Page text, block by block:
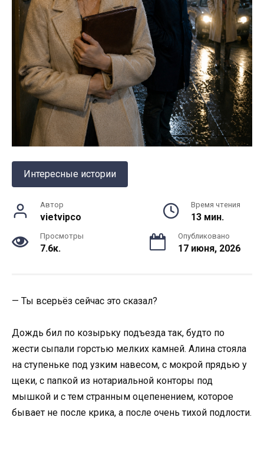
Интересные истории
Автор
vietvipco
Время чтения
13 мин.
Просмотры
7.6к.
Опубликовано
17 июня, 2026
— Ты всерьёз сейчас это сказал?
Дождь бил по козырьку подъезда так, будто по
жести сыпали горстью мелких камней. Алина стояла
на ступеньке под узким навесом, с мокрой прядью у
щеки, с папкой из нотариальной конторы под
мышкой и с тем странным оцепенением, которое
бывает не после крика, а после очень тихой подлости.